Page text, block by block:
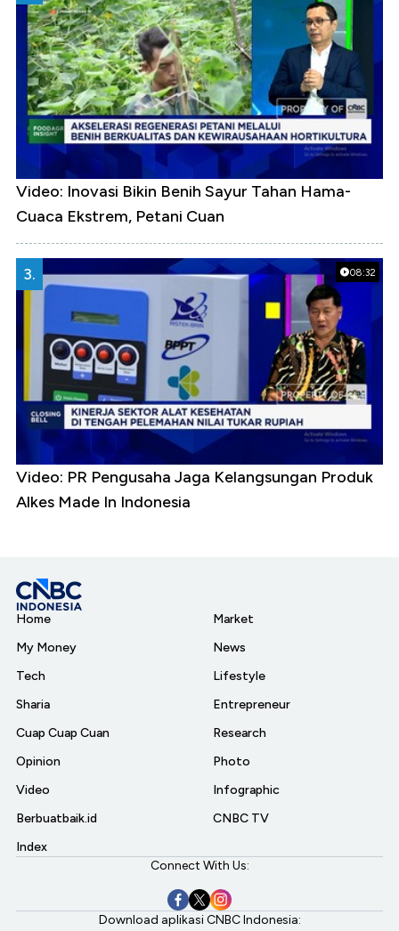
Video: Inovasi Bikin Benih Sayur Tahan Hama-
Cuaca Ekstrem, Petani Cuan
08:32
3.
Video: PR Pengusaha Jaga Kelangsungan Produk
Alkes Made In Indonesia
Home
My Money
Tech
Sharia
Cuap Cuap Cuan
Opinion
Video
Berbuatbaik.id
Index
Market
News
Lifestyle
Entrepreneur
Research
Photo
Infographic
CNBC TV
Connect With Us:
Download aplikasi CNBC Indonesia: